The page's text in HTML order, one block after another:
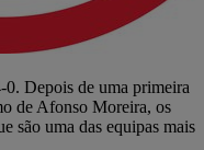
0. Depois de uma primeira
de Afonso Moreira, os
são uma das equipas mais